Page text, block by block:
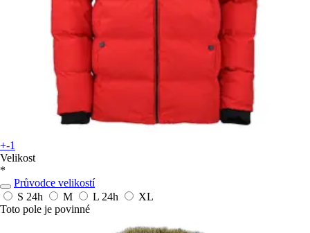
+-1
Velikost
*
Průvodce velikostí
S 24h M L 24h
XL
Toto pole je povinné